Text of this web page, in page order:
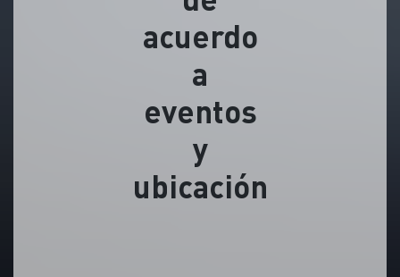
acuerdo
a
eventos
y
ubicación